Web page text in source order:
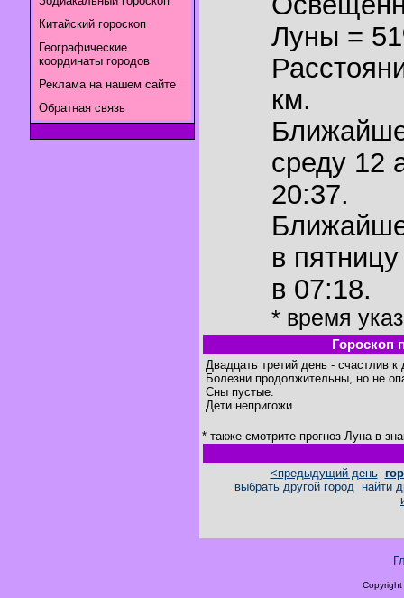
Китайский гороскоп
Географические
координаты городов
Реклама на нашем сайте
Обратная связь
Луны =
км.
среду 12
20:37.
в
в 07:18.
* время
Гороскоп
Двадцать третий день - счастлив
Болезни продолжительны, но не
Сны пустые.
Дети непригожи.
* также смотрите прогноз Луна в
<предыдущий день
выбрать другой город
найти